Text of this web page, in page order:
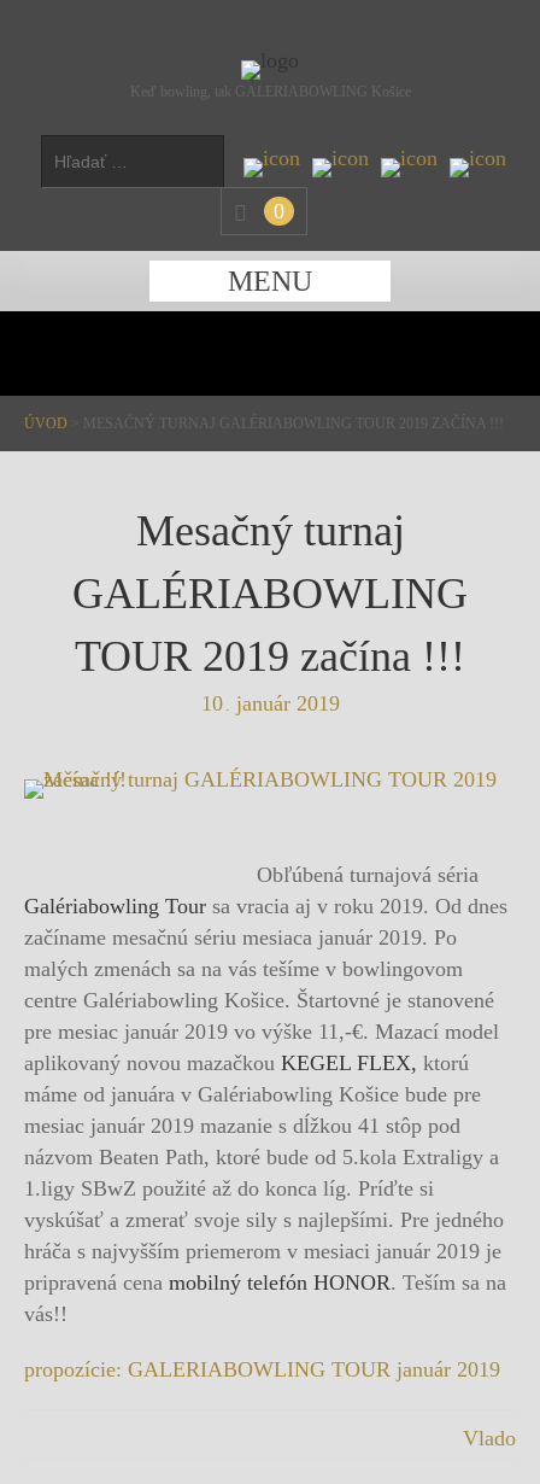
Keď bowling, tak GALERIABOWLING Košice
0
MENU
ÚVOD MESAČNÝ TURNAJ GALÉRIABOWLING TOUR 2019 ZAČÍNA !!!
Mesačný turnaj
GALÉRIABOWLING
TOUR 2019 začína !!!
10 . január 2019
Obľúbená turnajová séria
Galériabowling Tour sa vracia aj v roku 2019. Od dnes
začíname mesačnú sériu mesiaca január 2019. Po
malých zmenách sa na vás tešíme v bowlingovom
centre Galériabowling Košice. Štartovné je stanovené
pre mesiac január 2019 vo výške 11,-€. Mazací model
aplikovaný novou mazačkou KEGEL FLEX, ktorú
máme od januára v Galériabowling Košice bude pre
mesiac január 2019 mazanie s dĺžkou 41 stôp pod
názvom Beaten Path, ktoré bude od 5.kola Extraligy a
1.ligy SBwZ použité až do konca líg. Príďte si
vyskúšať a zmerať svoje sily s najlepšími. Pre jedného
hráča s najvyšším priemerom v mesiaci január 2019 je
pripravená cena mobilný telefón HONOR. Teším sa na
vás!!
propozície: GALERIABOWLING TOUR január 2019
Vlado